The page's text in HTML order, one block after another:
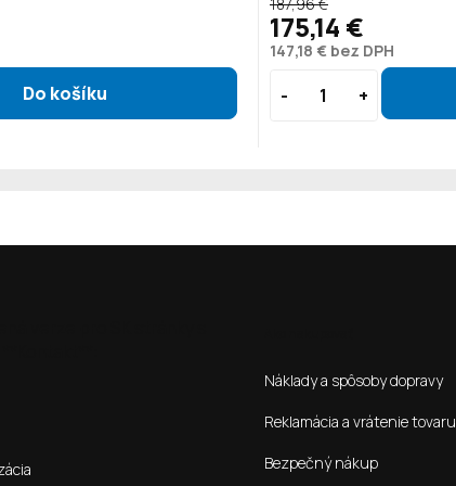
147,18 € bez DPH
175,14 €
Náklady a spôsoby dopravy
Reklamácia a vrátenie tovaru
Bezpečný nákup